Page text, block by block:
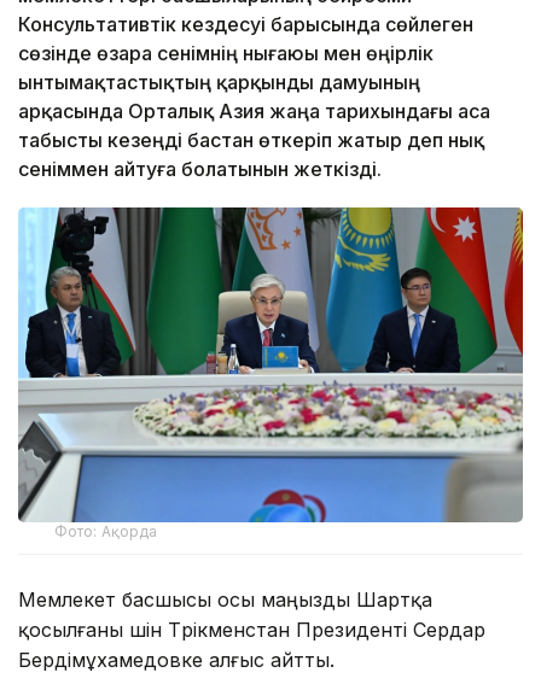
Консультативтік кездесуі барысында сөйлеген
сөзінде өзара сенімнің нығаюы мен өңірлік
ынтымақтастықтың қарқынды дамуының
арқасында Орталық Азия жаңа тарихындағы аса
табысты кезеңді бастан өткеріп жатыр деп нық
сеніммен айтуға болатынын жеткізді.
Фото: Ақорда
Мемлекет басшысы осы маңызды Шартқа
қосылғаны үшін Түрікменстан Президенті Сердар
Бердімұхамедовке алғыс айтты.